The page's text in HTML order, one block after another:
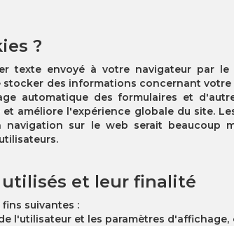
?
texte envoyé à votre navigateur par le
stocker des informations concernant
automatique des formulaires et
améliore l'expérience globale du site.
navigation sur le web serait beaucoup
utilisés et leur finalité
suivantes :
l'utilisateur et les paramètres d'affichage,